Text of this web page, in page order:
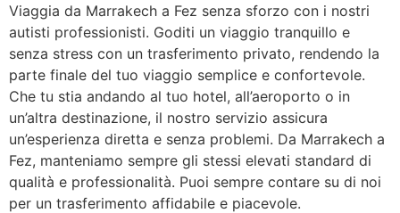
Viaggia da Marrakech a Fez senza sforzo con i nostri
autisti professionisti. Goditi un viaggio tranquillo e
senza stress con un trasferimento privato, rendendo la
parte finale del tuo viaggio semplice e confortevole.
Che tu stia andando al tuo hotel, all’aeroporto o in
un’altra destinazione, il nostro servizio assicura
un’esperienza diretta e senza problemi. Da Marrakech a
Fez, manteniamo sempre gli stessi elevati standard di
qualità e professionalità. Puoi sempre contare su di noi
per un trasferimento affidabile e piacevole.